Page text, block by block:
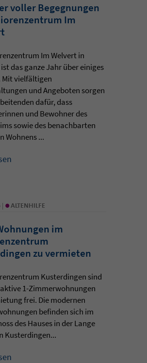
voller Begegnungen
Im
Im Welvert in
das ganze Jahr über einiges
Mit vielfältigen
und Angeboten sorgen
dafür, dass
und Bewohner des
sowie des benachbarten
Wohnens ...
| • ALTENHILFE
im
zu vermieten
Kusterdingen sind
1-Zimmerwohnungen
frei. Die modernen
befinden sich im
des Hauses in der Lange
Kusterdingen...